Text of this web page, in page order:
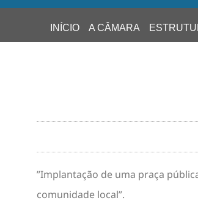
INÍCIO A CÂMARA
”Implantação de uma praça
comunidade local”.